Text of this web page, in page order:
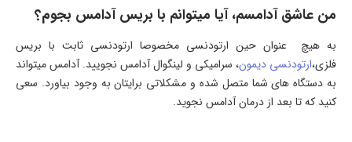
من عاشق آدامسم، آیا میتوانم با بریس آدامس بجوم؟
به هیچ عنوان حین ارتودنسی مخصوصا ارتودنسی ثابت با بریس
فلزی،ارتودنسی دیمون، سرامیکی و لینگوال آدامس نجویید. آدامس میتواند
به دستگاه های شما متصل شده و مشکلاتی برایتان به وجود بیاورد. سعی
کنید که تا بعد از درمان آدامس نجوید.